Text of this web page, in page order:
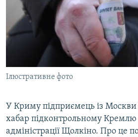
ДЕПОРТАЦІЯ
ВІДЕОУРОКИ «ELIFBE»
СВІДЧЕННЯ ОКУПАЦІЇ
УКРАЇНСЬКА ПРОБЛЕМА КРИМУ
ІНФОГРАФІКА
ЯК ОБІЙТИ БЛОКУВАННЯ
Русский
Qırımtatar
ДОЛУЧАЙСЯ!
Усі сайти RFE/RL
Ілюстративне фото
У Криму підприємець із Москви
хабар підконтрольному Кремлю
адміністрації Щолкіно. Про це